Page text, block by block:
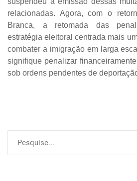
relacionadas. Agora, com o
Branca, a retomada das
estratégia eleitoral centrada mais
combater a imigração em larga
signifique penalizar
sob ordens pendentes de